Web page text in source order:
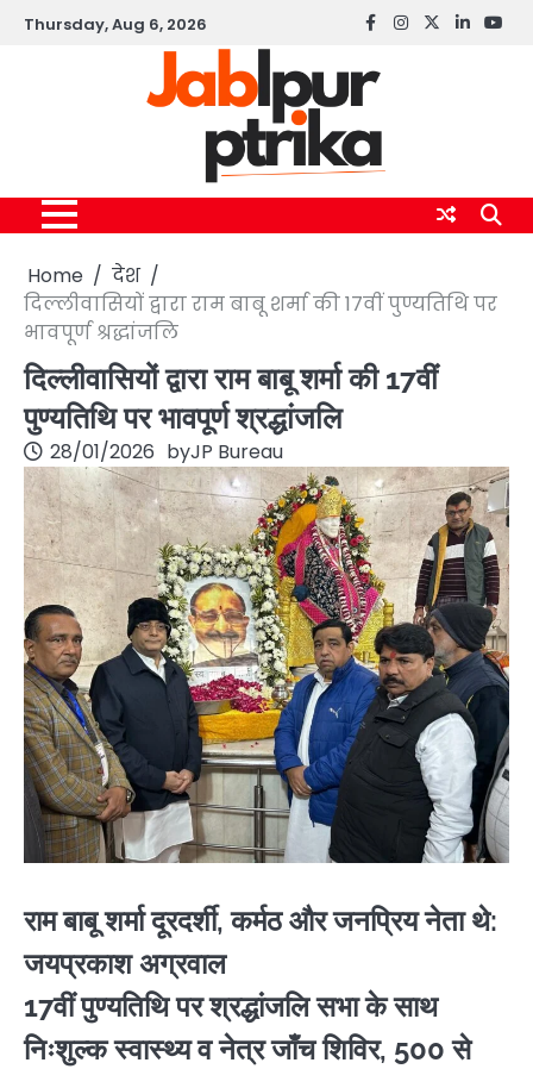
SkipThursday, Aug 6, 2026 Facebook
instagram
twitterlinkedin
Home
देश
दिल्लीवासियों द्वारा राम बाबू शर्मा की 17वीं पुण्यतिथि पर
भावपूर्ण श्रद्धांजलि
दिल्लीवासियों द्वारा राम बाबू शर्मा की 17वीं
पुण्यतिथि पर भावपूर्ण श्रद्धांजलि
28/01/2026 byJP Bureau
राम बाबू शर्मा दूरदर्शी, कर्मठ और जनप्रिय नेता थे:
जयप्रकाश अग्रवाल
17वीं पुण्यतिथि पर श्रद्धांजलि सभा के साथ
निःशुल्क स्वास्थ्य व नेत्र जाँच शिविर, 500 से